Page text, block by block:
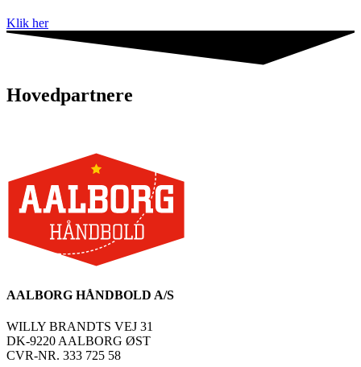
Klik her
Hovedpartnere
AALBORG HÅNDBOLD A/S
WILLY BRANDTS VEJ 31
DK-9220 AALBORG ØST
CVR-NR. 333 725 58